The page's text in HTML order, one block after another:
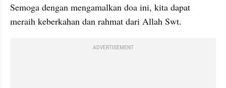
Semoga dengan mengamalkan doa ini, kita dapat
meraih keberkahan dan rahmat dari Allah Swt.
ADVERTISEMENT